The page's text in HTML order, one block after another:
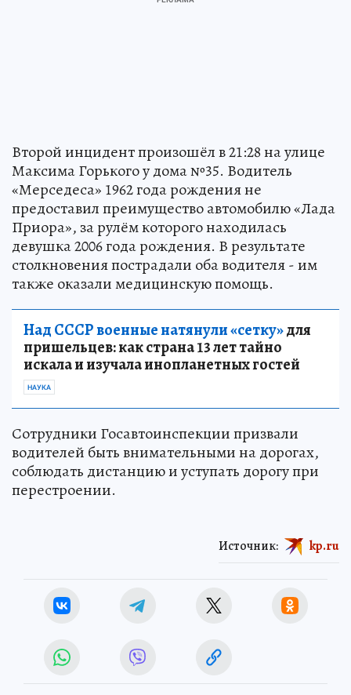
Второй инцидент произошёл в 21:28 на улице
Максима Горького у дома №35. Водитель
«Мерседеса» 1962 года рождения не
предоставил преимущество автомобилю «Лада
Приора», за рулём которого находилась
девушка 2006 года рождения. В результате
столкновения пострадали оба водителя - им
также оказали медицинскую помощь.
Над СССР военные натянули «сетку»для
пришельцев: как страна 13 лет тайно
искала и изучала инопланетных гостей
НАУКА
Сотрудники Госавтоинспекции призвали
водителей быть внимательными на дорогах,
соблюдать дистанцию и уступать дорогу при
перестроении.
Источник: kp.ru